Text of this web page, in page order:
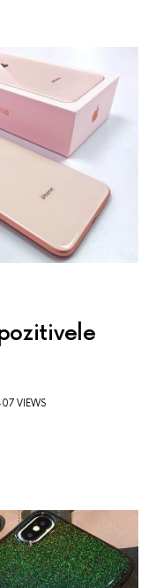
VIEWS